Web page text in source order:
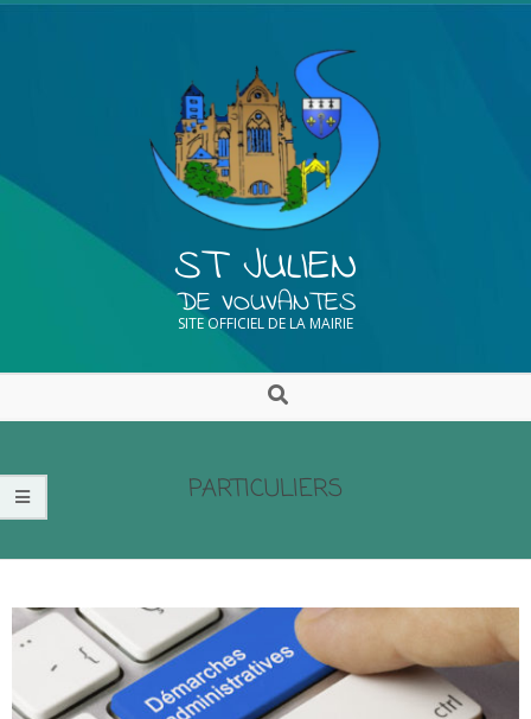
ST JULIEN
DE VOUVANTES
SITE OFFICIEL DE LA MAIRIE
PARTICULIERS